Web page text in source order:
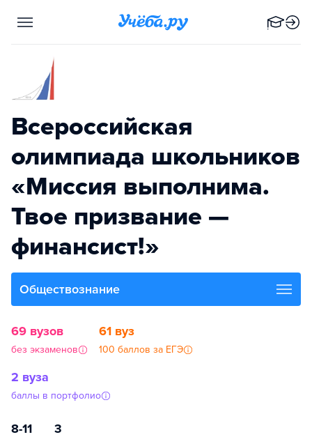
Всероссийская
олимпиада школьников
«Миссия выполнима.
Твое призвание —
финансист!»
Обществознание
69 вузов
без экзаменов
61 вуз
100 баллов за ЕГЭ
2 вуза
баллы в портфолио
8-11 3